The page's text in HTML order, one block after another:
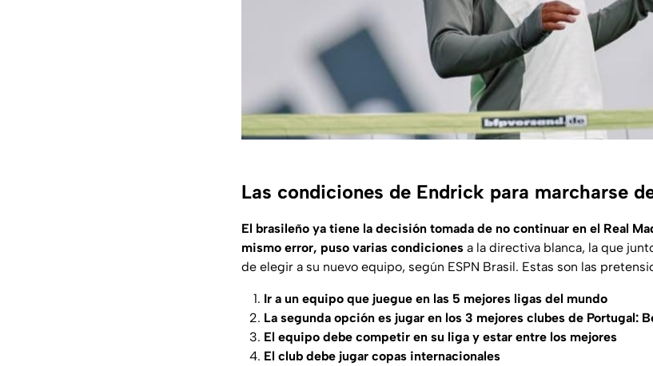
Las condiciones de Endrick para marcharse
El brasileño ya tiene la decisión tomada de no continuar en el Real
mismo error, puso varias condiciones a la directiva blanca, la que
de elegir a su nuevo equipo, según ESPN Brasil. Estas son las
Ir a un equipo que juegue en las 5 mejores ligas del mundo
La segunda opción es jugar en los 3 mejores clubes de Portugal:
El equipo debe competir en su liga y estar entre los mejores
El club debe jugar copas internacionales